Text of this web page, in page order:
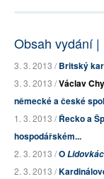
Obsah vydání |
3. 3. 2013 /Britský
3. 3. 2013 /Václav
německé a české
1. 3. 2013 /Řecko a
hospodářském...
2. 3. 2013 /O
2. 3. 2013 /